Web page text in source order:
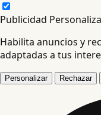
Publicidad
Habilita anuncios y
adaptadas a tus
Personalizar Rechazar